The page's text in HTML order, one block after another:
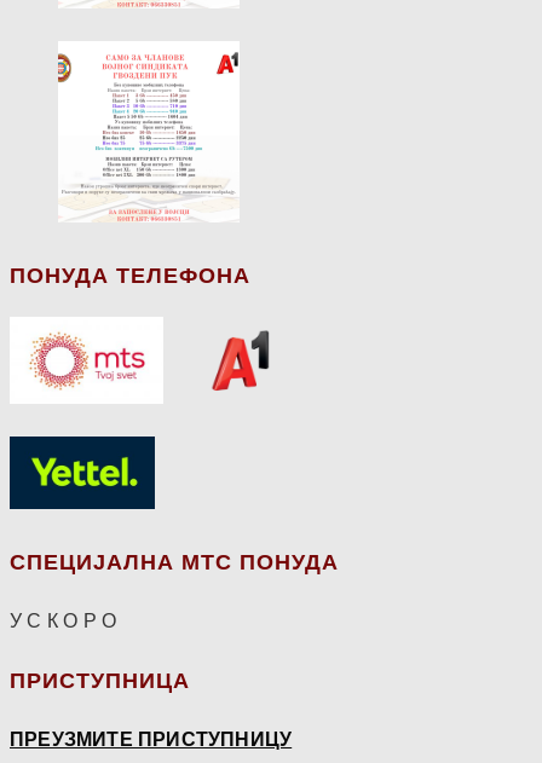
ПОНУДА ТЕЛЕФОНА
СПЕЦИЈАЛНА МТС ПОНУДА
У С К О Р О
ПРИСТУПНИЦА
ПРЕУЗМИТЕ ПРИСТУПНИЦУ